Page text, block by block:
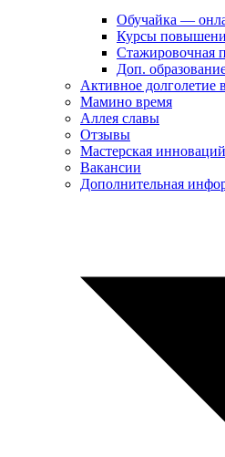
Обучайка —
Курсы
Стажировочная
Доп.
Активное долголетие
Мамино время
Аллея славы
Отзывы
Мастерская инноваций
Вакансии
Дополнительная